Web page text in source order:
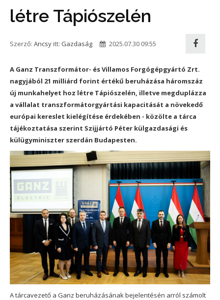
létre Tápiószelén
Szerző: Ancsy itt: Gazdaság 2025.07.30 09:55
A Ganz Transzformátor- és Villamos Forgógépgyártó Zrt.
nagyjából 21 milliárd forint értékű beruházása háromszáz
új munkahelyet hoz létre Tápiószelén, illetve megduplázza
a vállalat transzformátorgyártási kapacitását a növekedő
európai kereslet kielégítése érdekében - közölte a tárca
tájékoztatása szerint Szijjártó Péter külgazdasági és
külügyminiszter szerdán Budapesten.
A tárcavezető a Ganz beruházásának bejelentésén arról számolt